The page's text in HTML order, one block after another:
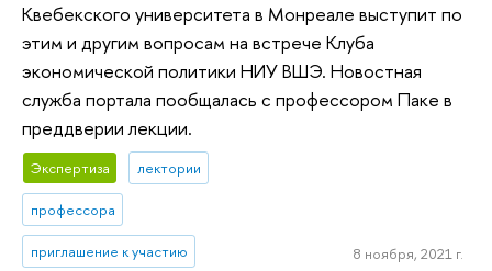
Квебекского университета в Монреале выступит по
этим и другим вопросам на встрече Клуба
экономической политики НИУ ВШЭ. Новостная
служба портала пообщалась с профессором Паке в
преддверии лекции.
Экспертиза лектории
профессора
приглашение к участию 8 ноября, 2021 г.